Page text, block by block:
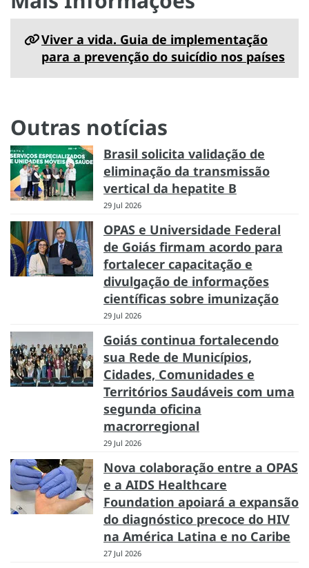
Viver a vida. Guia de implementação
para a prevenção do suicídio nos países
Outras notícias
Brasil solicita validação de
eliminação da transmissão
vertical da hepatite B
29 Jul 2026
OPAS e Universidade Federal
de Goiás firmam acordo para
fortalecer capacitação e
divulgação de informações
científicas sobre imunização
29 Jul 2026
Goiás continua fortalecendo
sua Rede de Municípios,
Cidades, Comunidades e
Territórios Saudáveis com uma
segunda oficina
macrorregional
29 Jul 2026
Nova colaboração entre a OPAS
e a AIDS Healthcare
Foundation apoiará a expansão
do diagnóstico precoce do HIV
na América Latina e no Caribe
27 Jul 2026